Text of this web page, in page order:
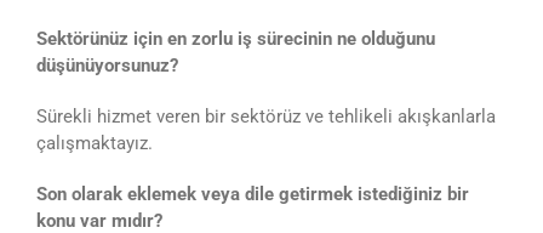
Sektörünüz için en zorlu iş sürecinin ne olduğunu
düşünüyorsunuz?
Sürekli hizmet veren bir sektörüz ve tehlikeli akışkanlarla
çalışmaktayız.
Son olarak eklemek veya dile getirmek istediğiniz bir
konu var mıdır?